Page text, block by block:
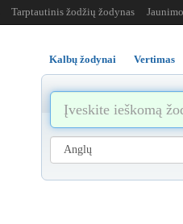
Tarptautinis žodžių žodynas
Kalbų žodynai Vertimas